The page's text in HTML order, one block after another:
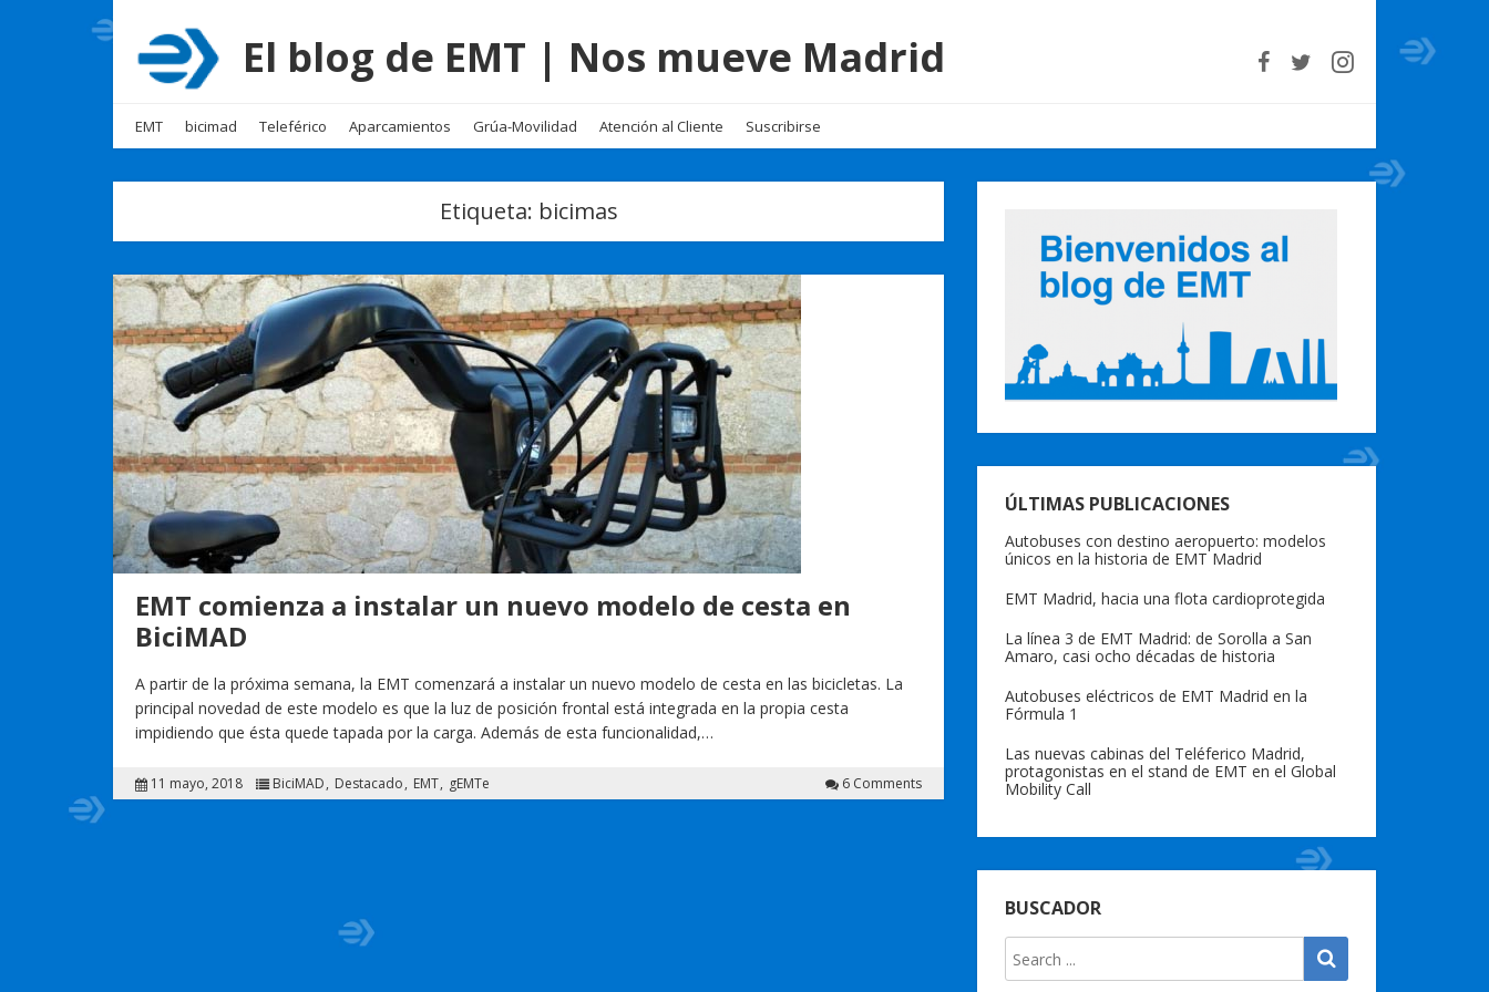
El blog de EMT | Nos mueve Madrid
EMT bicimad Teleférico Aparcamientos Grúa-Movilidad Atención al Cliente Suscribirse
Etiqueta: bicimas
EMT comienza a instalar un nuevo modelo de cesta en
BiciMAD
A partir de la próxima semana, la EMT comenzará a instalar un nuevo modelo de cesta en las bicicletas. La
principal novedad de este modelo es que la luz de posición frontal está integrada en la propia cesta
impidiendo que ésta quede tapada por la carga. Además de esta funcionalidad,…
11 mayo, 2018 BiciMAD Destacado EMT gEMTe 6 Comments
ÚLTIMAS PUBLICACIONES
Autobuses con destino aeropuerto: modelos
únicos en la historia de EMT Madrid
EMT Madrid, hacia una flota cardioprotegida
La línea 3 de EMT Madrid: de Sorolla a San
Amaro, casi ocho décadas de historia
Autobuses eléctricos de EMT Madrid en la
Fórmula 1
Las nuevas cabinas del Teléferico Madrid,
protagonistas en el stand de EMT en el Global
Mobility Call
BUSCADOR